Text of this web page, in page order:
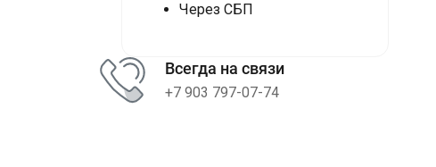
Через СБП
Всегда на связи
+7 903 797-07-74